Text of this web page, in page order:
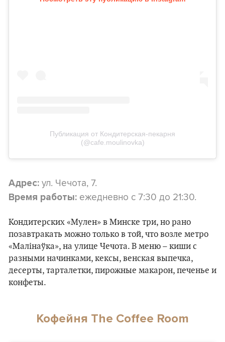
Публикация от Кондитерская-пекарня
(@cafe.moulinovka)
Адрес: ул. Чечота, 7.
Время работы: ежедневно с 7:30 до 21:30.
Кондитерских «Мулен» в Минске три, но рано
позавтракать можно только в той, что возле метро
«Малінаўка», на улице Чечота. В меню – киши с
разными начинками, кексы, венская выпечка,
десерты, тарталетки, пирожные макарон, печенье и
конфеты.
Кофейня The Coffee Room